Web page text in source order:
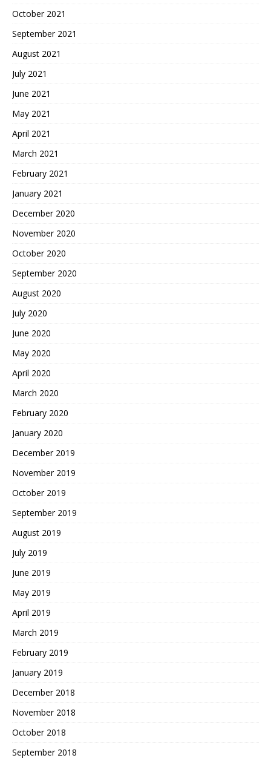
October 2021
September 2021
August 2021
July 2021
June 2021
May 2021
April 2021
March 2021
February 2021
January 2021
December 2020
November 2020
October 2020
September 2020
August 2020
July 2020
June 2020
May 2020
April 2020
March 2020
February 2020
January 2020
December 2019
November 2019
October 2019
September 2019
August 2019
July 2019
June 2019
May 2019
April 2019
March 2019
February 2019
January 2019
December 2018
November 2018
October 2018
September 2018